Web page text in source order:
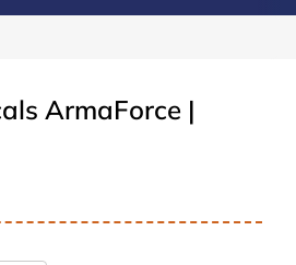
ArmaForce |